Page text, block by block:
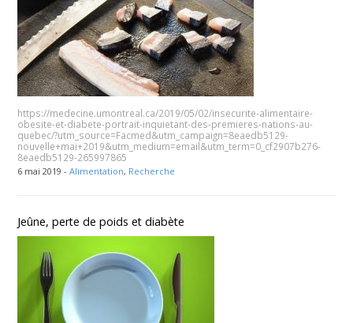
https://medecine.umontreal.ca/2019/05/02/insecurite-alimentaire-
obesite-et-diabete-portrait-inquietant-des-premieres-nations-au-
quebec/?utm_source=Facmed&utm_campaign=8eaedb5129-
nouvelle+mai+2019&utm_medium=email&utm_term=0_cf2907b276-
8eaedb5129-265997865
6 mai 2019 -Alimentation, Recherche
Jeûne, perte de poids et diabète